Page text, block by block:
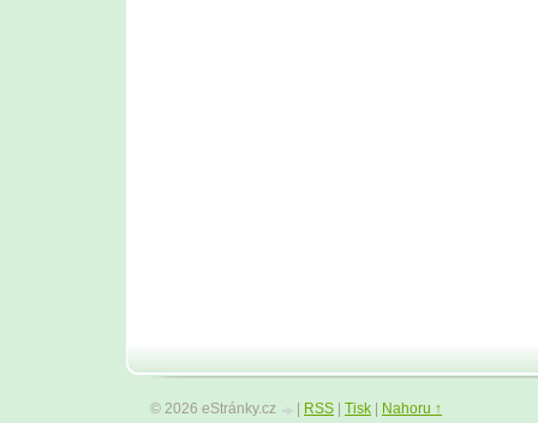
© 2026 eStránky.cz RSS Tisk Nahoru ↑